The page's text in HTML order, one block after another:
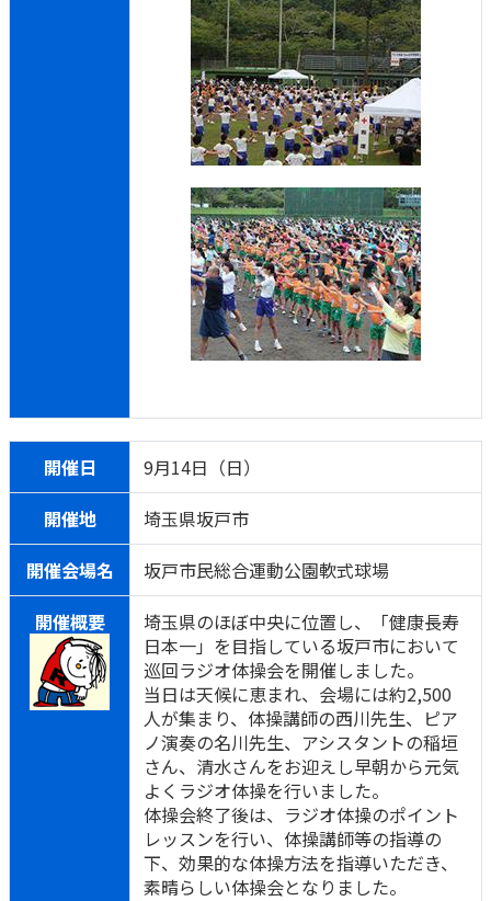
開催日
9月14日（日）
開催地
埼玉県坂戸市
開催会場名
坂戸市民総合運動公園軟式球場
開催概要
埼玉県のほぼ中央に位置し、「健康長寿
日本一」を目指している坂戸市において
巡回ラジオ体操会を開催しました。
当日は天候に恵まれ、会場には約2,500
人が集まり、体操講師の西川先生、ピア
ノ演奏の名川先生、アシスタントの稲垣
さん、清水さんをお迎えし早朝から元気
よくラジオ体操を行いました。
体操会終了後は、ラジオ体操のポイント
レッスンを行い、体操講師等の指導の
下、効果的な体操方法を指導いただき、
素晴らしい体操会となりました。